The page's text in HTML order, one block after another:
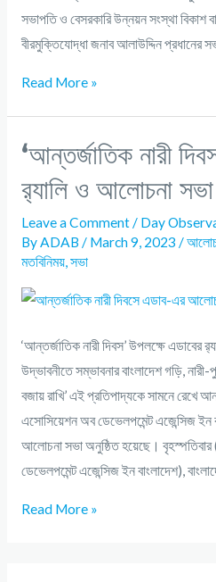
সভাপতি ও বেসরকারি উন্নয়ন সংস্থা বিকাশ
বীরমুক্তিযোদ্ধা জনাব আলাউদ্দিন প্রধানের
Read More »
‘আন্তর্জাতিক নারী
র‌্যালি ও আলোচনা সভা
Leave a Comment/ Day
ByADAB / March 9, 2023 /
মতবিনিময়,সভা
‘আন্তর্জাতিক নারী দিবস’ উপলক্ষে এডাবের
উদ্ভাবনীতে সম্ভাবনার বাংলাদেশ গড়ি,
বজায় রাখি’ এই প্রতিপাদ্যকে সামনে রেখে
এসোসিয়েশন অব ডেভেলপমেন্ট এজেন্সিজ ইন
আলোচনা সভা অনুষ্ঠিত হয়েছে।
ডেভেলপমেন্ট এজেন্সিজ ইন বাংলাদেশ),
Read More »